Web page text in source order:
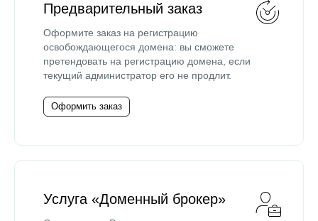
Предварительный заказ
Оформите заказ на регистрацию
освобождающегося домена: вы сможете
претендовать на регистрацию домена, если
текущий администратор его не продлит.
Оформить заказ
Услуга «Доменный брокер»